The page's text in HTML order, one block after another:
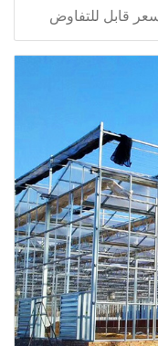
قابل للتفاوض